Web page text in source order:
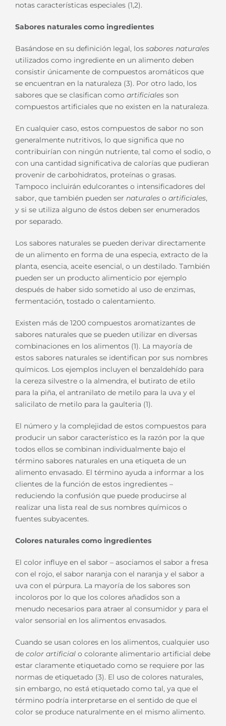
notas características especiales (1,2).
Sabores naturales como ingredientes
Basándose en su definición legal, los sabores naturales
utilizados como ingrediente en un alimento deben
consistir únicamente de compuestos aromáticos que
se encuentran en la naturaleza (3). Por otro lado, los
sabores que se clasifican como artificiales son
compuestos artificiales que no existen en la naturaleza.
En cualquier caso, estos compuestos de sabor no son
generalmente nutritivos, lo que significa que no
contribuirían con ningún nutriente, tal como el sodio, o
con una cantidad significativa de calorías que pudieran
provenir de carbohidratos, proteínas o grasas.
Tampoco incluirán edulcorantes o intensificadores del
sabor, que también pueden ser naturales o artificiales,
y si se utiliza alguno de éstos deben ser enumerados
por separado.
Los sabores naturales se pueden derivar directamente
de un alimento en forma de una especia, extracto de la
planta, esencia, aceite esencial, o un destilado. También
pueden ser un producto alimenticio por ejemplo
después de haber sido sometido al uso de enzimas,
fermentación, tostado o calentamiento.
Existen más de 1200 compuestos aromatizantes de
sabores naturales que se pueden utilizar en diversas
combinaciones en los alimentos (1). La mayoría de
estos sabores naturales se identifican por sus nombres
químicos. Los ejemplos incluyen el benzaldehído para
la cereza silvestre o la almendra, el butirato de etilo
para la piña, el antranilato de metilo para la uva y el
salicilato de metilo para la gaulteria (1).
El número y la complejidad de estos compuestos para
producir un sabor característico es la razón por la que
todos ellos se combinan individualmente bajo el
término sabores naturales en una etiqueta de un
alimento envasado. El término ayuda a informar a los
clientes de la función de estos ingredientes –
reduciendo la confusión que puede producirse al
realizar una lista real de sus nombres químicos o
fuentes subyacentes.
Colores naturales como ingredientes
El color influye en el sabor – asociamos el sabor a fresa
con el rojo, el sabor naranja con el naranja y el sabor a
uva con el púrpura. La mayoría de los sabores son
incoloros por lo que los colores añadidos son a
menudo necesarios para atraer al consumidor y para el
valor sensorial en los alimentos envasados.
Cuando se usan colores en los alimentos, cualquier uso
de color artificial o colorante alimentario artificial debe
estar claramente etiquetado como se requiere por las
normas de etiquetado (3). El uso de colores naturales,
sin embargo, no está etiquetado como tal, ya que el
término podría interpretarse en el sentido de que el
color se produce naturalmente en el mismo alimento.